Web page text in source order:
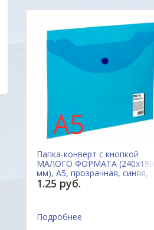
Папка-конверт с кнопкой
МАЛОГО ФОРМАТА (240х190
мм), А5, прозрачная, синяя,
0,15 мм, STAFF, 270466,
Россия
1.25 руб.
Подробнее